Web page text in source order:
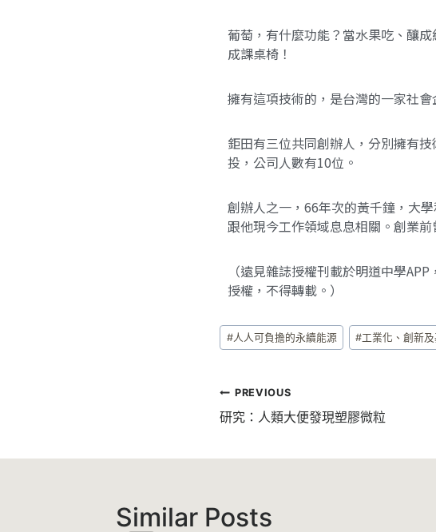
葡萄，有什麼功能？當水果吃、釀
成課桌椅！
擁有這項技術的，是台灣的一家社
鉅田有三位共同創辦人，分別擁有
投，公司人數有10位。
創辦人之一，66年次的黃千鐘，大
跟他現今工作領域息息相關。創業
（遠見雜誌授權刊載於明道中學
授權，不得轉載。）
#人人可負擔的永續能源 #工業化、創新
PREVIOUS
研究：人類大便發現塑膠微粒
Similar Posts